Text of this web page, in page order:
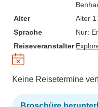
Alter
Alter
Sprache
Nur:
Reiseveranstalter
Keine Reisetermine